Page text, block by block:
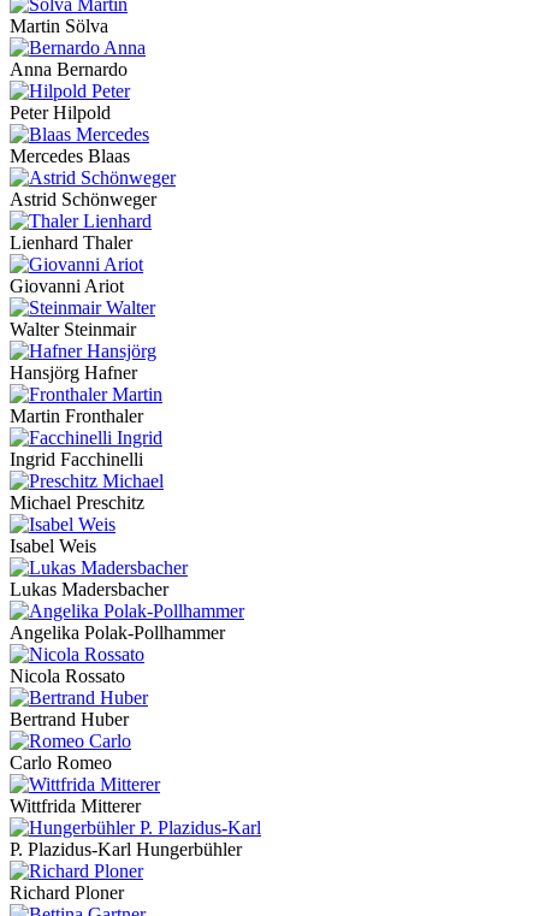
Martin Sölva
Anna Bernardo
Peter Hilpold
Mercedes Blaas
Astrid Schönweger
Lienhard Thaler
Giovanni Ariot
Walter Steinmair
Hansjörg Hafner
Martin Fronthaler
Ingrid Facchinelli
Michael Preschitz
Isabel Weis
Lukas Madersbacher
Angelika Polak-Pollhammer
Nicola Rossato
Bertrand Huber
Carlo Romeo
Wittfrida Mitterer
P. Plazidus-Karl Hungerbühler
Richard Ploner